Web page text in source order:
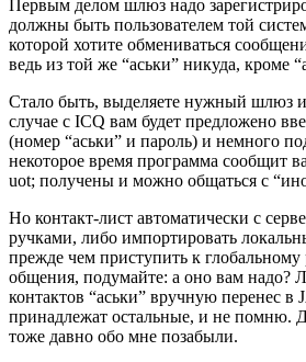
Первым делом шлюз надо
должны быть пользователем той
которой хотите обмениваться
ведь из той же “аськи” никуда, кроме
Стало быть, выделяете нужный шлюз и
случае с ICQ вам будет предложено
(номер “аськи” и пароль) и немного
некоторое время программа сообщит
uot; получены и можно общаться с
Но контакт-лист автоматически с
ручками, либо импортировать
прежде чем приступить к
общения, подумайте: а оно вам надо?
контактов “аськи” вручную перенес
принадлежат остальные, и не помню.
тоже давно обо мне позабыли.